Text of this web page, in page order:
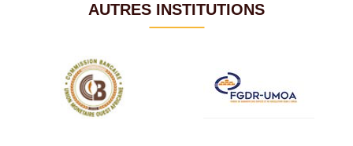
AUTRES INSTITUTIONS